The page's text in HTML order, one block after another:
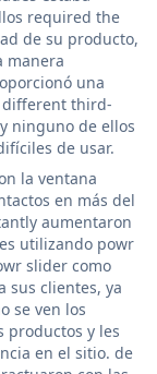
required the
de su producto,
manera
una
different third-
ninguno de ellos
de usar.
la ventana
en más del
aumentaron
utilizando powr
slider como
sus clientes, ya
se ven los
productos y les
en el sitio. de